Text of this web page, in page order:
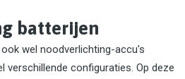
batterijen
wel noodverlichting-accu's
verschillende configuraties. Op deze